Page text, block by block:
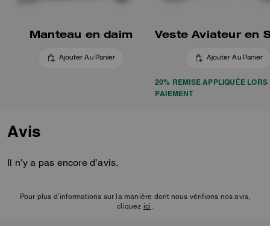
Manteau en daim
Ajouter Au Panier Ajouter Au Panier
20% REMISE APPLIQUÉE LORS
PAIEMENT
Avis
Il n’y a pas encore d’avis.
Pour plus d’informations sur la manière dont nous vérifions nos avis,
cliquez ici